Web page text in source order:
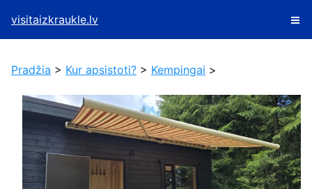
visitaizkraukle.lv
Pradžia > Kur apsistoti? > Kempingai >